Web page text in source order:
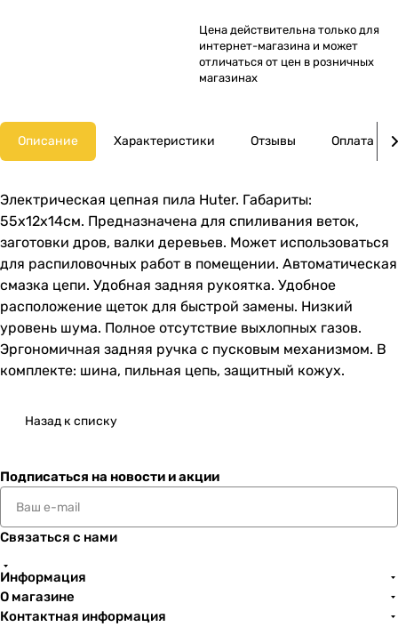
Цена действительна только для
интернет-магазина и может
отличаться от цен в розничных
магазинах
Описание Характеристики Отзывы Оплата
Электрическая цепная пила Huter. Габариты:
55х12х14см. Предназначена для спиливания веток,
заготовки дров, валки деревьев. Может использоваться
для распиловочных работ в помещении. Автоматическая
смазка цепи. Удобная задняя рукоятка. Удобное
расположение щеток для быстрой замены. Низкий
уровень шума. Полное отсутствие выхлопных газов.
Эргономичная задняя ручка с пусковым механизмом. В
комплекте: шина, пильная цепь, защитный кожух.
Назад к списку
Подписаться на новости и акции
Связаться с нами
Информация
О магазине
Контактная информация